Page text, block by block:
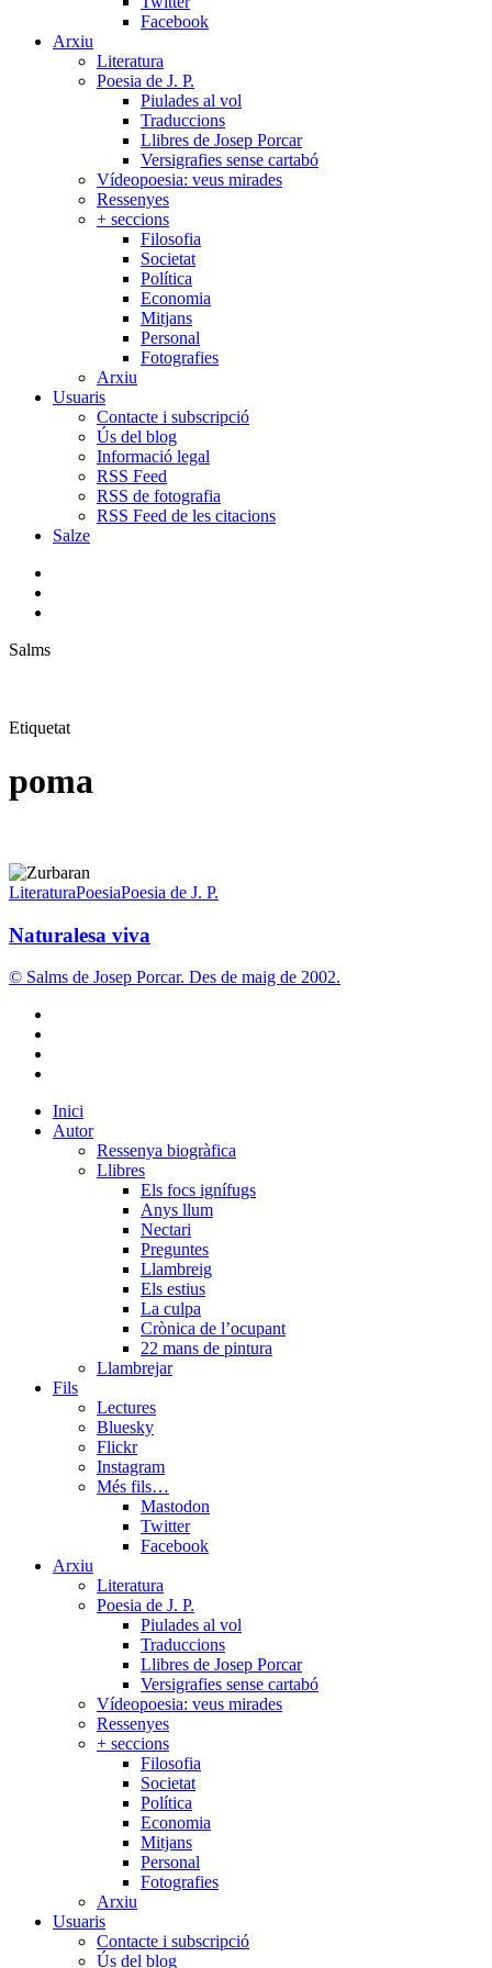
Facebook
Arxiu
Literatura
Poesia de J. P.
Piulades al vol
Traduccions
Llibres de Josep Porcar
Versigrafies sense cartabó
Vídeopoesia: veus mirades
Ressenyes
+ seccions
Filosofia
Societat
Política
Economia
Mitjans
Personal
Fotografies
Arxiu
Usuaris
Contacte i subscripció
Ús del blog
Informació legal
RSS Feed
RSS de fotografia
RSS Feed de les citacions
Salze
Salms
Etiquetat
poma
Naturalesa
viva
LiteraturaPoesiaPoesia de J. P.
Naturalesa viva
© Salms de Josep Porcar. Des de maig de 2002.
Close
Menu
Inici
Autor
Ressenya biogràfica
Llibres
Els focs ignífugs
Anys llum
Nectari
Preguntes
Llambreig
Els estius
La culpa
Crònica de l’ocupant
22 mans de pintura
Llambrejar
Fils
Lectures
Bluesky
Flickr
Instagram
Més fils…
Mastodon
Twitter
Facebook
Arxiu
Literatura
Poesia de J. P.
Piulades al vol
Traduccions
Llibres de Josep Porcar
Versigrafies sense cartabó
Vídeopoesia: veus mirades
Ressenyes
+ seccions
Filosofia
Societat
Política
Economia
Mitjans
Personal
Fotografies
Arxiu
Usuaris
Contacte i subscripció
Ús del blog